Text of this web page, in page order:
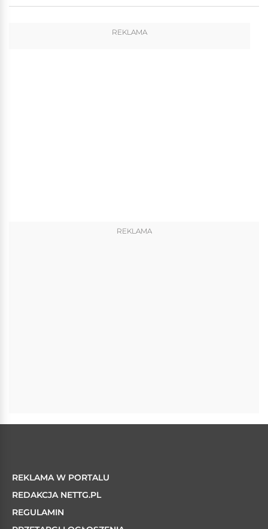
REKLAMA
REKLAMA
REKLAMA W PORTALU
REDAKCJA NETTG.PL
REGULAMIN